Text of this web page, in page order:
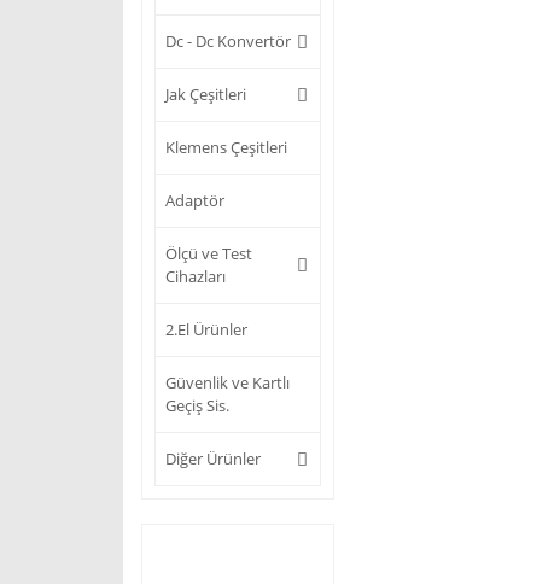
Dc - Dc Konvertör
Jak Çeşitleri
Klemens Çeşitleri
Adaptör
Ölçü ve Test
Cihazları
2.El Ürünler
Güvenlik ve Kartlı
Geçiş Sis.
Diğer Ürünler